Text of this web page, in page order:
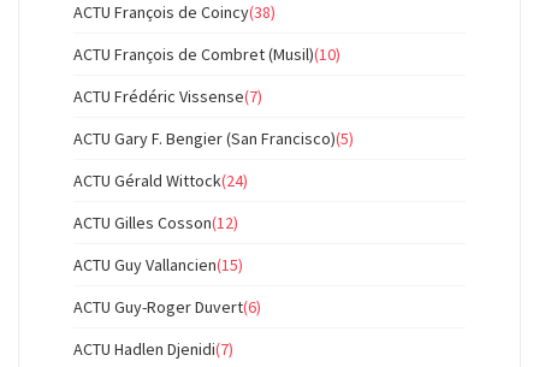
ACTU François de Coincy(38)
ACTU François de Combret (Musil)(10)
ACTU Frédéric Vissense(7)
ACTU Gary F. Bengier (San Francisco)(5)
ACTU Gérald Wittock(24)
ACTU Gilles Cosson(12)
ACTU Guy Vallancien(15)
ACTU Guy-Roger Duvert(6)
ACTU Hadlen Djenidi(7)